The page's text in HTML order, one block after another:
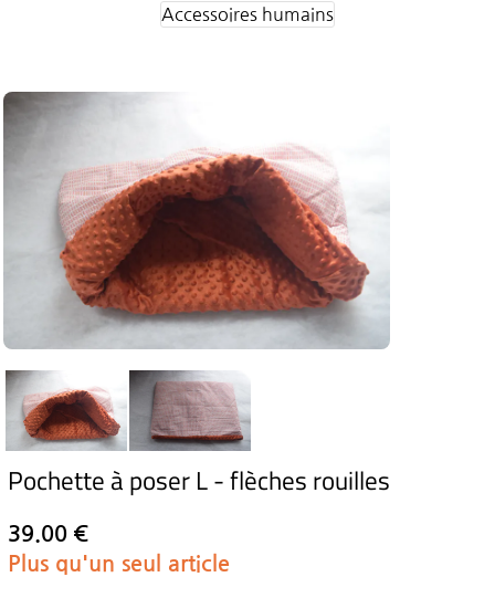
Accessoires humains
Pochette à poser L - flèches rouilles
39.00 €
Plus qu'un seul article